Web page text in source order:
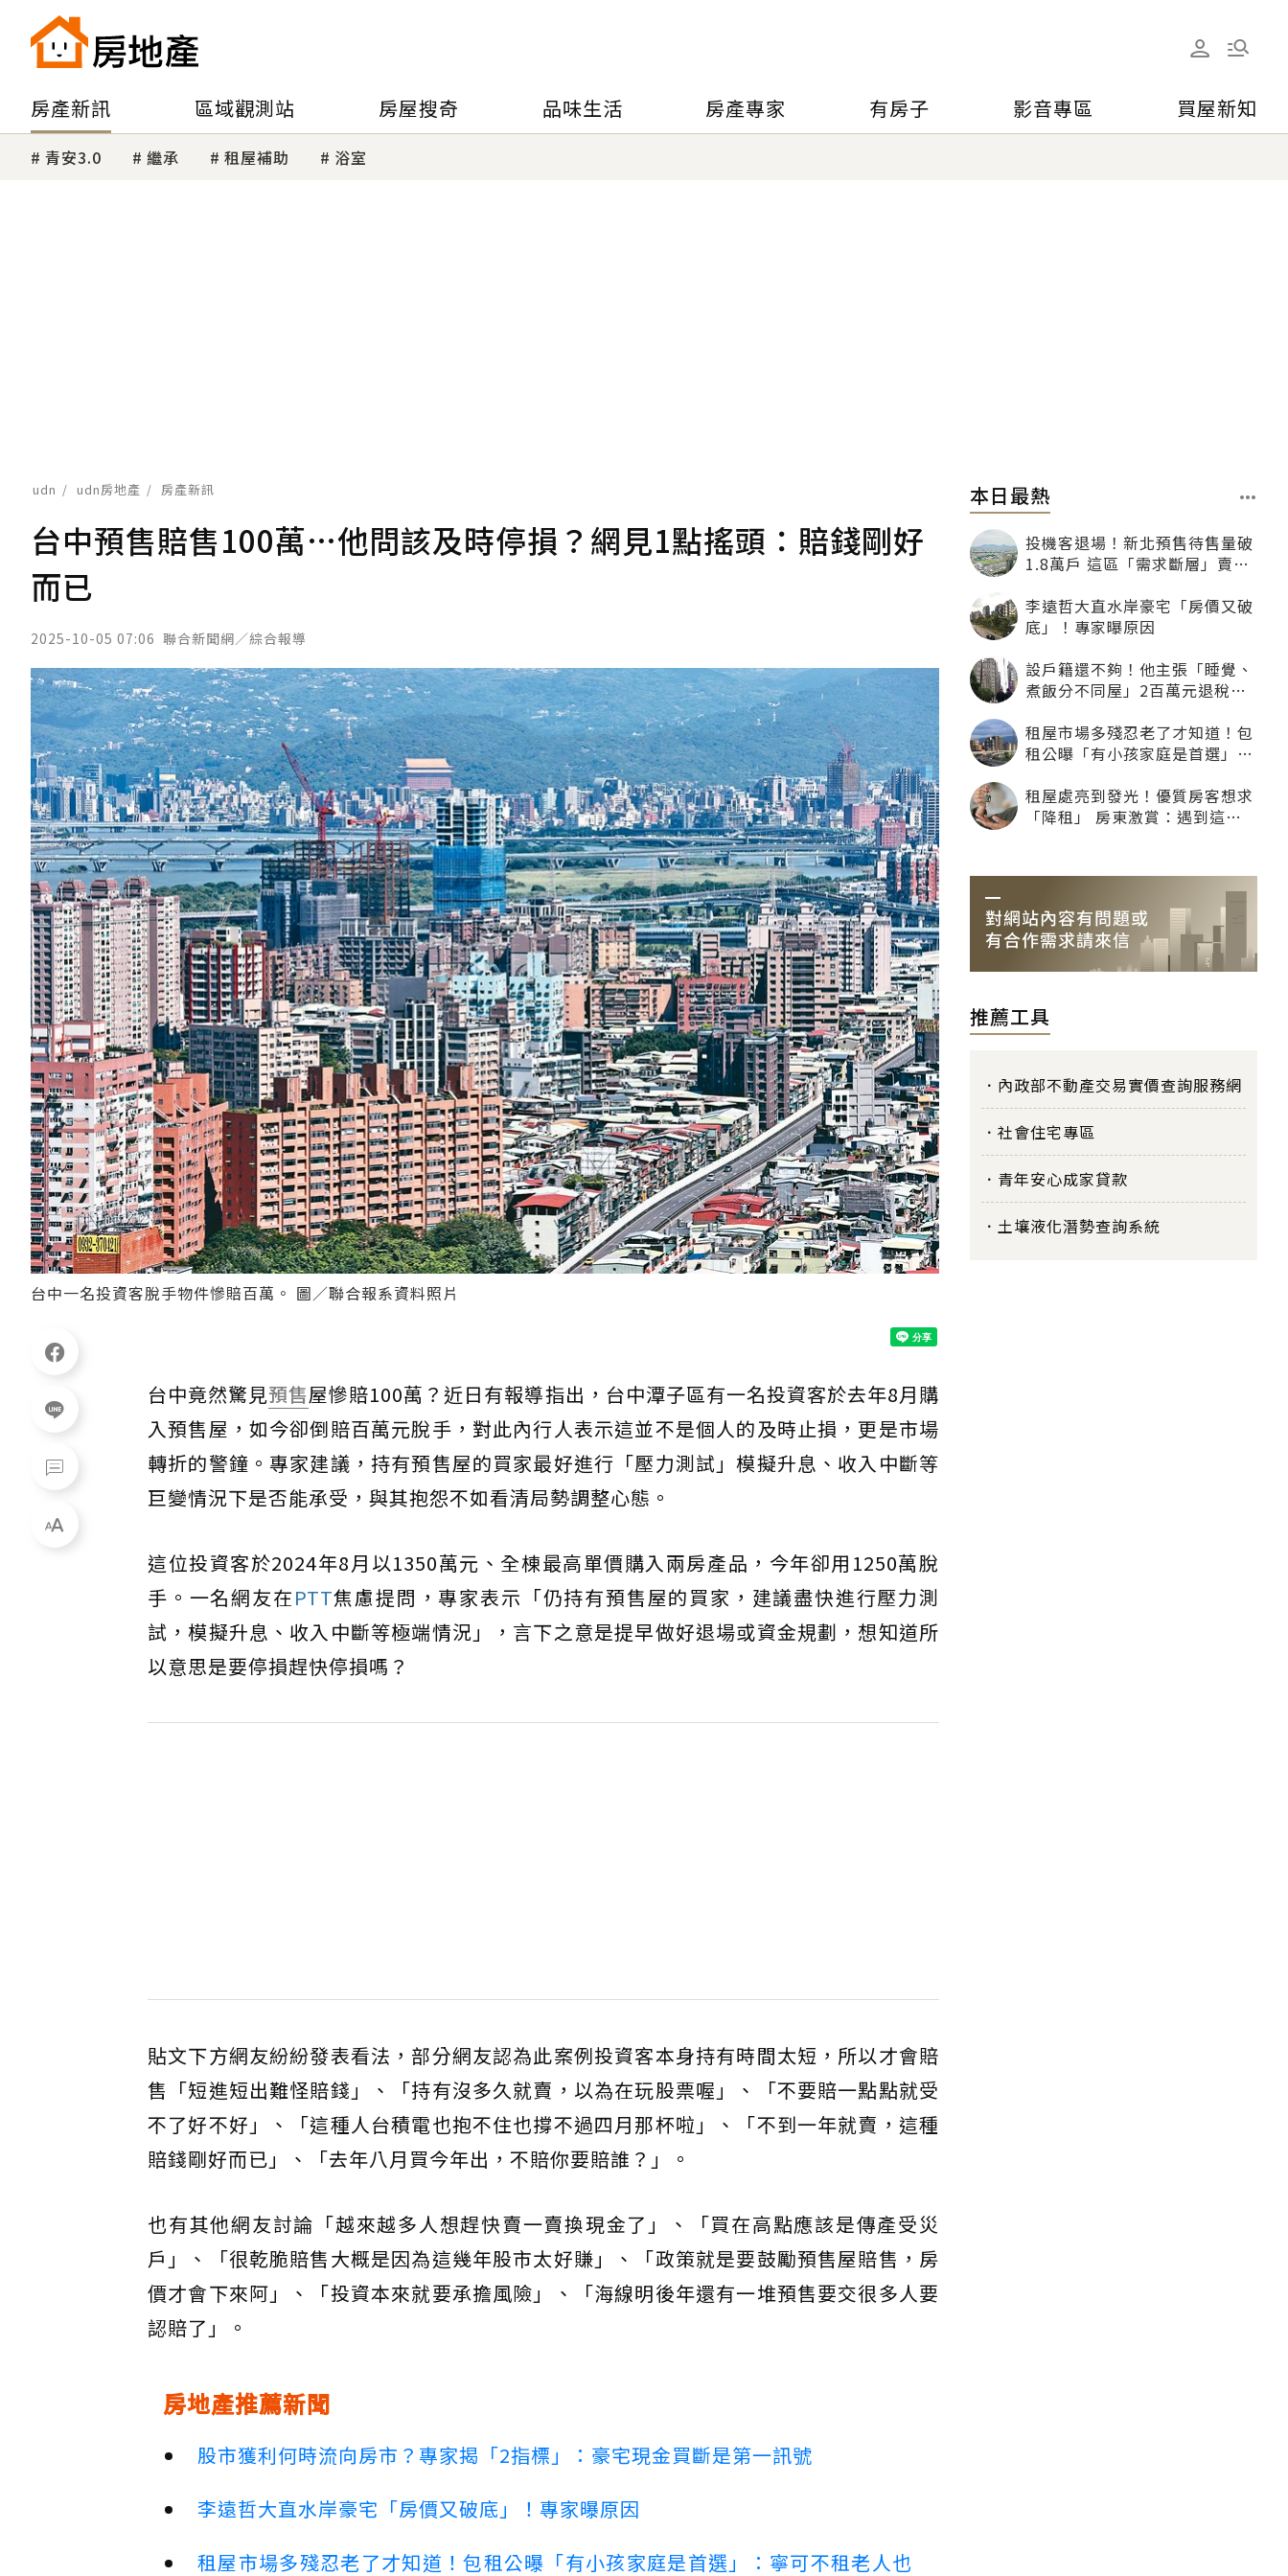
房產新訊 區域觀測站 房屋搜奇 品味生活 房產專家 有房子 影音專區 買屋新知
青安3.0 繼承 租屋補助 浴室
udn udn房地產 房產新訊
台中預售賠售100萬…他問該及時停損？網見1點搖頭：賠錢剛好
而已
2025-10-05 07:06 聯合新聞網／綜合報導
台中一名投資客脫手物件慘賠百萬。 圖／聯合報系資料照片
台中竟然驚見預售屋慘賠100萬？近日有報導指出，台中潭子區有一名投資客於去年8月購
入預售屋，如今卻倒賠百萬元脫手，對此內行人表示這並不是個人的及時止損，更是市場
轉折的警鐘。專家建議，持有預售屋的買家最好進行「壓力測試」模擬升息、收入中斷等
巨變情況下是否能承受，與其抱怨不如看清局勢調整心態。
這位投資客於2024年8月以1350萬元、全棟最高單價購入兩房產品，今年卻用1250萬脫
手。一名網友在PTT焦慮提問，專家表示「仍持有預售屋的買家，建議盡快進行壓力測
試，模擬升息、收入中斷等極端情況」，言下之意是提早做好退場或資金規劃，想知道所
以意思是要停損趕快停損嗎？
貼文下方網友紛紛發表看法，部分網友認為此案例投資客本身持有時間太短，所以才會賠
售「短進短出難怪賠錢」、「持有沒多久就賣，以為在玩股票喔」、「不要賠一點點就受
不了好不好」、「這種人台積電也抱不住也撐不過四月那杯啦」、「不到一年就賣，這種
賠錢剛好而已」、「去年八月買今年出，不賠你要賠誰？」。
也有其他網友討論「越來越多人想趕快賣一賣換現金了」、「買在高點應該是傳產受災
戶」、「很乾脆賠售大概是因為這幾年股市太好賺」、「政策就是要鼓勵預售屋賠售，房
價才會下來阿」、「投資本來就要承擔風險」、「海線明後年還有一堆預售要交很多人要
認賠了」。
房地產推薦新聞
股市獲利何時流向房市？專家揭「2指標」：豪宅現金買斷是第一訊號
李遠哲大直水岸豪宅「房價又破底」！專家曝原因
租屋市場多殘忍老了才知道！包租公曝「有小孩家庭是首選」：寧可不租老人也
本日最熱
投機客退場！新北預售待售量破
1.8萬戶 這區「需求斷層」賣壓
李遠哲大直水岸豪宅「房價又破
底」！專家曝原因
設戶籍還不夠！他主張「睡覺、
煮飯分不同屋」2百萬元退稅照
租屋市場多殘忍老了才知道！包
租公曝「有小孩家庭是首選」：
租屋處亮到發光！優質房客想求
「降租」 房東激賞：遇到這種
推薦工具
內政部不動產交易實價查詢服務網
社會住宅專區
青年安心成家貸款
土壤液化潛勢查詢系統